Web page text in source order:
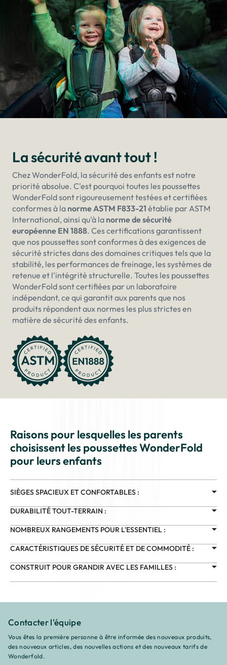
La sécurité avant tout !
Chez WonderFold, la sécurité des enfants est notre
priorité absolue. C'est pourquoi toutes les poussettes
WonderFold sont rigoureusement testées et certifiées
conformes à la norme ASTM F833-21 établie par ASTM
International, ainsi qu'à la norme de sécurité
européenne EN 1888. Ces certifications garantissent
que nos poussettes sont conformes à des exigences de
sécurité strictes dans des domaines critiques tels que la
stabilité, les performances de freinage, les systèmes de
retenue et l'intégrité structurelle. Toutes les poussettes
WonderFold sont certifiées par un laboratoire
indépendant, ce qui garantit aux parents que nos
produits répondent aux normes les plus strictes en
matière de sécurité des enfants.
Raisons pour lesquelles les parents
choisissent les poussettes WonderFold
pour leurs enfants
SIÈGES SPACIEUX ET CONFORTABLES :
DURABILITÉ TOUT-TERRAIN :
NOMBREUX RANGEMENTS POUR L'ESSENTIEL :
CARACTÉRISTIQUES DE SÉCURITÉ ET DE COMMODITÉ :
CONSTRUIT POUR GRANDIR AVEC LES FAMILLES :
Contacter l'équipe
Vous êtes la première personne à être informée des nouveaux produits,
des nouveaux articles, des nouvelles actions et des nouveaux tarifs de
Wonderfold.